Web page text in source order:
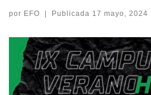
por EFO | Publicada 17 mayo, 2024